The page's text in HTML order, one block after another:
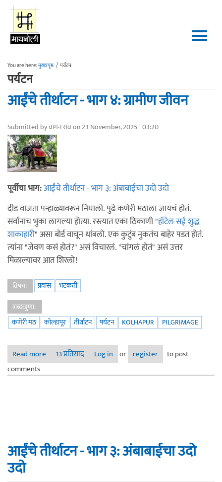
Skip to main content
You are here:मुख्यपृष्ठ / पर्यटन
पर्यटन
आईंचे तीर्थाटन - भाग ४: ग्रामीण जीवन
Submitted byवामन रावon 23 November, 2025 - 03:20
पूर्वीचा भाग:आईंचे तीर्थाटन - भाग ३: अंबाबाईचा उदो उदो
दीड वाजता पन्हाळ्यावरून निघालो. पुढे कणेरी मठाला जायचं होतं.
सर्वांनाच भुका लागल्या होत्या. रस्त्यात एका ठिकाणी "हॉटेल सई शुद्ध
शाकाहारी" असा बोर्ड वाचून थांबलो. एक कुटुंब नुकतंच बाहेर पडत होतं.
त्यांना "जेवण कसं होतं?" असं विचारलं. "चांगलं होतं" असं उत्तर
मिळाल्यावर आत शिरलो!
विषय: प्रवास
भटकंती
शब्दखुणा:
कणेरी मठ
कोल्हापूर तीर्थाटन पर्यटन KOLHAPUR PILGRIMAGE
Read more about आईंचे तीर्थाटन - भाग ४: ग्रामीण जीवन
13 प्रतिसाद Log in or register
to post
comments
आईंचे तीर्थाटन - भाग ३: अंबाबाईचा उदो
उदो